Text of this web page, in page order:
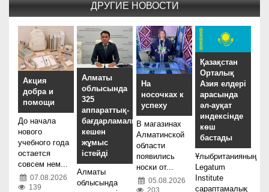
ДРУГИЕ НОВОСТИ
Акция
добра и
помощи
До начала
нового
учебного года
остается
совсем нем...
07.08.2026
139
Алматы
облысында
325
аппараттық-
бағдарламалық
кешен
жұмыс
істейді
Алматы
облысында
На
носочках к
успеху
В магазинах
Алматинской
области
появились
носки от...
05.08.2026
Қазақстан
Орталық
Азия елдері
арасында
әл-ауқат
индексінде
көш
бастады
Ұлыбританияның
Legatum
Institute
сараптамалық